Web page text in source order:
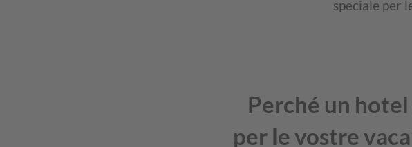
speciale per
Perché un
per le vostre